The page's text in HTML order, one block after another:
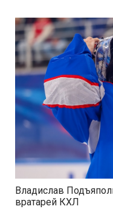
Владислав
вратарей КХЛ